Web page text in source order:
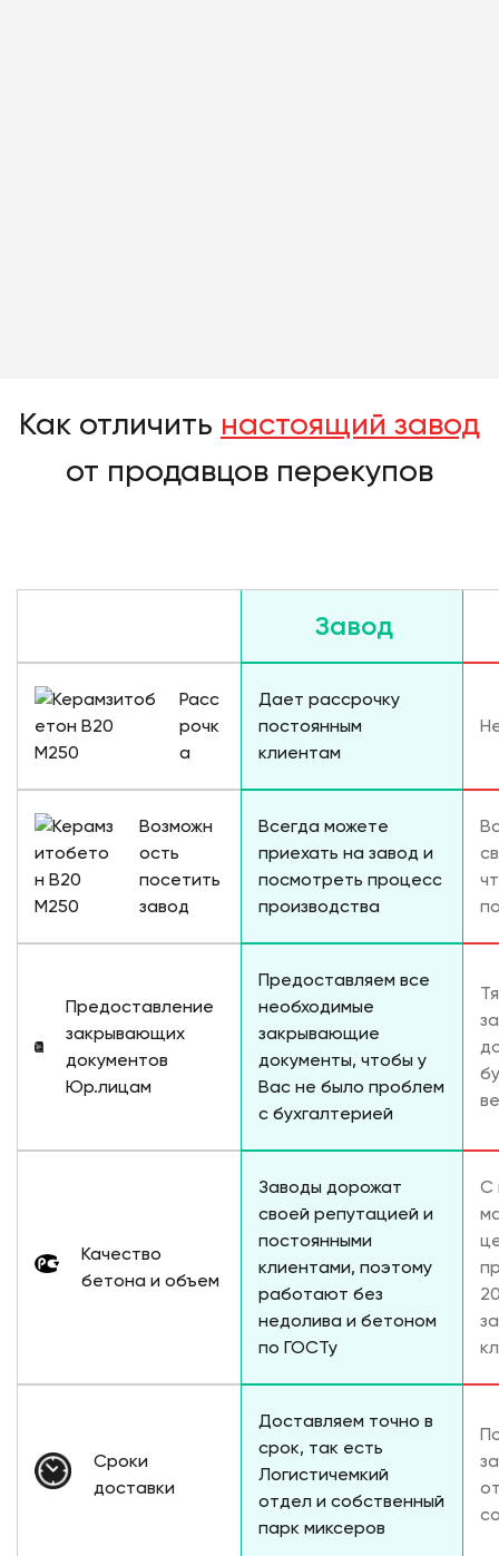
Как отличить настоящий завод
от продавцов перекупов
Завод
Расс
рочк
а
Дает рассрочку
постоянным
клиентам
Возможн
ость
посетить
завод
Всегда можете
приехать на завод и
посмотреть процесс
производства
Предоставление
закрывающих
документов
Юр.лицам
Предоставляем все
необходимые
закрывающие
документы, чтобы у
Вас не было проблем
с бухгалтерией
Качество
бетона и объем
Заводы дорожат
своей репутацией и
постоянными
клиентами, поэтому
работают без
недолива и бетоном
по ГОСТу
С
Сроки
доставки
Доставляем точно в
срок, так есть
Логистичемкий
отдел и собственный
парк миксеров